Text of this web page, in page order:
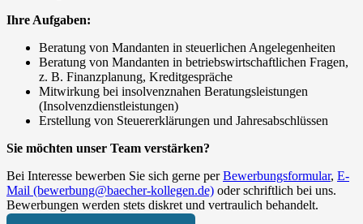
Ihre Aufgaben:
Beratung von Mandanten in steuerlichen Angelegenheiten
Beratung von Mandanten in betriebswirtschaftlichen Fragen,
z. B. Finanzplanung, Kreditgespräche
Mitwirkung bei insolvenznahen Beratungsleistungen
(Insolvenzdienstleistungen)
Erstellung von Steuererklärungen und Jahresabschlüssen
Sie möchten unser Team verstärken?
Bei Interesse bewerben Sie sich gerne perBewerbungsformular, E-
Mail (bewerbung@baecher-kollegen.de) oder schriftlich bei uns.
Bewerbungen werden stets diskret und vertraulich behandelt.